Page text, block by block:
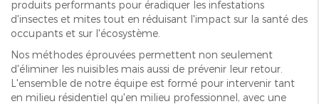
produits performants pour éradiquer les infestations
d'insectes et mites tout en réduisant l'impact sur la santé des
occupants et sur l'écosystème.
Nos méthodes éprouvées permettent non seulement
d'éliminer les nuisibles mais aussi de prévenir leur retour.
L'ensemble de notre équipe est formé pour intervenir tant
en milieu résidentiel qu'en milieu professionnel, avec une